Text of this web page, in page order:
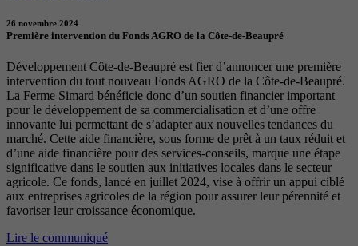
26 novembre 2024
Première intervention du Fonds AGRO de la Côte-de-Beaupré
Développement Côte-de-Beaupré est fier d’annoncer une première
intervention du tout nouveau Fonds AGRO de la Côte-de-Beaupré.
La Ferme Simard bénéficie donc d’un soutien financier important
pour le développement de sa commercialisation et d’une offre
innovante lui permettant de s’adapter aux nouvelles tendances du
marché. Cette aide financière, sous forme de prêt à un taux réduit et
d’une aide financière pour des services-conseils, marque une étape
significative dans le soutien aux initiatives locales dans le secteur
agricole. Ce fonds, lancé en juillet 2024, vise à offrir un appui ciblé
aux entreprises agricoles de la région pour assurer leur pérennité et
favoriser leur croissance économique.
Lire le communiqué